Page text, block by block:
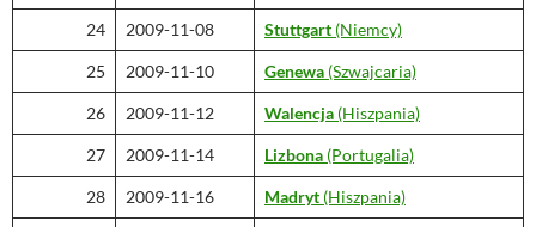
24 2009-11-08 Stuttgart (Niemcy)
25 2009-11-10 Genewa (Szwajcaria)
26 2009-11-12 Walencja (Hiszpania)
27 2009-11-14 Lizbona (Portugalia)
28 2009-11-16 Madryt (Hiszpania)